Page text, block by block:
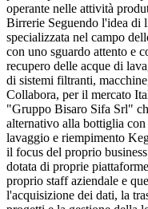
operante nelle attività
Birrerie Seguendo l'idea
specializzata nel campo
con uno sguardo attento e
recupero delle acque di
di sistemi filtranti,
Collabora, per il mercato
"Gruppo Bisaro Sifa Srl"
alternativo alla bottiglia
lavaggio e riempimento
il focus del proprio
dotata di proprie
proprio staff aziendale e
l'acquisizione dei dati, la